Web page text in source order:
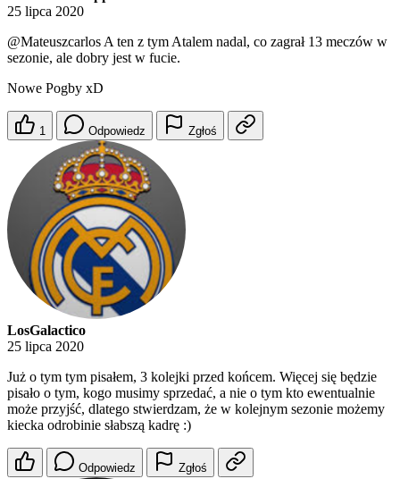
25 lipca 2020
@Mateuszcarlos A ten z tym Atalem nadal, co zagrał 13 meczów w
sezonie, ale dobry jest w fucie.
Nowe Pogby xD
1 Odpowiedz Zgłoś
LosGalactico
25 lipca 2020
Już o tym tym pisałem, 3 kolejki przed końcem. Więcej się będzie
pisało o tym, kogo musimy sprzedać, a nie o tym kto ewentualnie
może przyjść, dlatego stwierdzam, że w kolejnym sezonie możemy
kiecka odrobinie słabszą kadrę :)
Odpowiedz Zgłoś